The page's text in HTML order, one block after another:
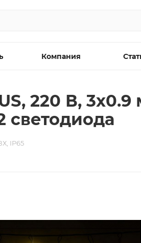
Компания
220 В,
светодиода
IP65